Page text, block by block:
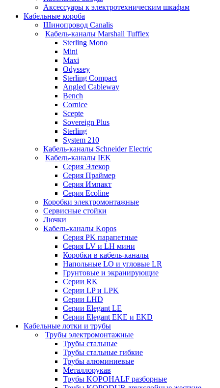
Аксессуары к электротехническим шкафам
Кабельные короба
Шинопровод Canalis
Кабель-каналы Marshall Tufflex
Sterling Mono
Mini
Maxi
Odyssey
Sterling Compact
Angled Cableway
Bench
Cornice
Scepte
Sovereign Plus
Sterling
System 210
Кабель-каналы Schneider Electric
Кабель-каналы IEK
Серия Элекор
Серия Праймер
Серия Импакт
Серия Ecoline
Коробки электромонтажные
Сервисные стойки
Лючки
Кабель-каналы Kopos
Серия PK парапетные
Серия LV и LH мини
Коробки в кабель-каналы
Напольные LO и угловые LR
Грунтовые и экранирующие
Серии RK
Серии LP и LPK
Серии LHD
Серии Elegant LE
Серии Elegant EKE и EKD
Кабельные лотки и трубы
Трубы электромонтажные
Трубы стальные
Трубы стальные гибкие
Трубы алюминиевые
Металлорукав
Трубы KOPOHALF разборные